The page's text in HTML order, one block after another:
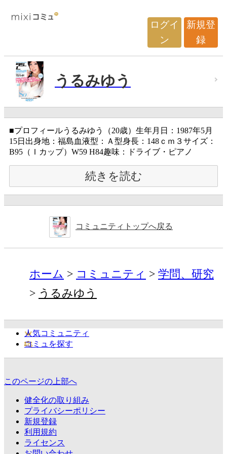
ログイ
ン
新規登
録
うるみゆう
■プロフィールうるみゆう（20歳）生年月日：1987年5月
15日出身地：福島血液型：Ａ型身長：148ｃｍ３サイズ：
B95（Ｉカップ）W59 H84趣味：ドライブ・ピアノ
続きを読む
コミュニティトップへ戻る
ホーム コミュニティ
学問、研究
うるみゆう
人気コミュニティ
コミュを探す
このページの上部へ
健全化の取り組み
プライバシーポリシー
新規登録
利用規約
ライセンス